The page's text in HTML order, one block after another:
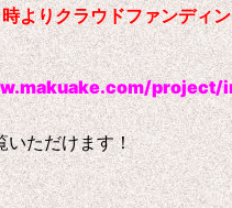
よりクラウドファンディ
いただけます！